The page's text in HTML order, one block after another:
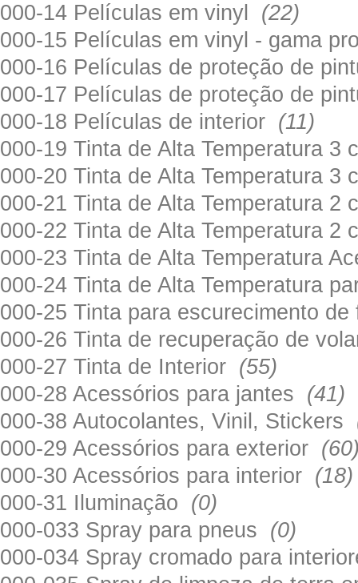
000-14 Películas em vinyl (22)
000-15 Películas em vinyl - gama
000-16 Películas de proteção de
000-17 Películas de proteção de
000-18 Películas de interior (11)
000-19 Tinta de Alta Temperatura
000-20 Tinta de Alta Temperatura
000-21 Tinta de Alta Temperatura
000-22 Tinta de Alta Temperatura
000-23 Tinta de Alta Temperatura
000-24 Tinta de Alta Temperatura
000-25 Tinta para escurecimento
000-26 Tinta de recuperação de
000-27 Tinta de Interior (55)
000-28 Acessórios para jantes (41)
000-38 Autocolantes, Vinil, Stickers
000-29 Acessórios para exterior
000-30 Acessórios para interior (18)
000-31 Iluminação (0)
000-033 Spray para pneus (0)
000-034 Spray cromado para